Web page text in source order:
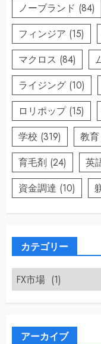
ノーブランド (84)
フィンジア (15)
マクロス (84)
ライジング (10)
ロリポップ(15)
学校 (319) 教育
育毛剤 (24) 英
資金調達 (10)
カテゴリー
カ
テ
ゴ
アーカイブ